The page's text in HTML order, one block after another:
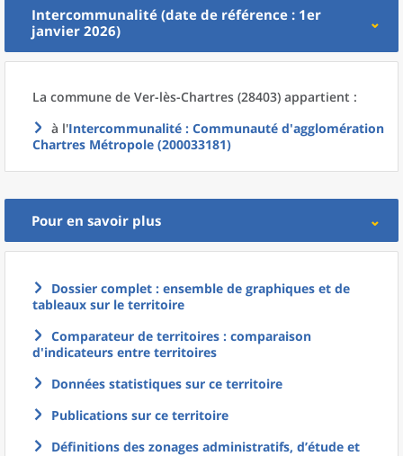
Intercommunalité (date de référence : 1er
janvier 2026)
La commune de Ver-lès-Chartres (28403) appartient :
à l'Intercommunalité : Communauté d'agglomération
Chartres Métropole (200033181)
Pour en savoir plus
Dossier complet : ensemble de graphiques et de
tableaux sur le territoire
Comparateur de territoires : comparaison
d'indicateurs entre territoires
Données statistiques sur ce territoire
Publications sur ce territoire
Définitions des zonages administratifs, d’étude et